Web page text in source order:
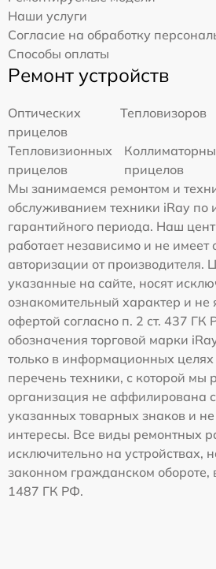
Наши услуги
Согласие на обработку
Способы оплаты
Ремонт устройств
Оптических
прицелов
Тепловизоров
Тепловизионных
прицелов
прицелов
Мы занимаемся ремонтом и
обслуживанием техники iRay по
гарантийного периода. Наш
работает независимо и не
авторизации от производителя.
указанные на сайте, носят
ознакомительный характер и не
офертой согласно п. 2 ст. 437
обозначения торговой марки
только в информационных
перечень техники, с которой мы
организация не аффилирована
указанных товарных знаков и не
интересы. Все виды ремонтных
исключительно на устройствах,
законном гражданском обороте, в
1487 ГК РФ.